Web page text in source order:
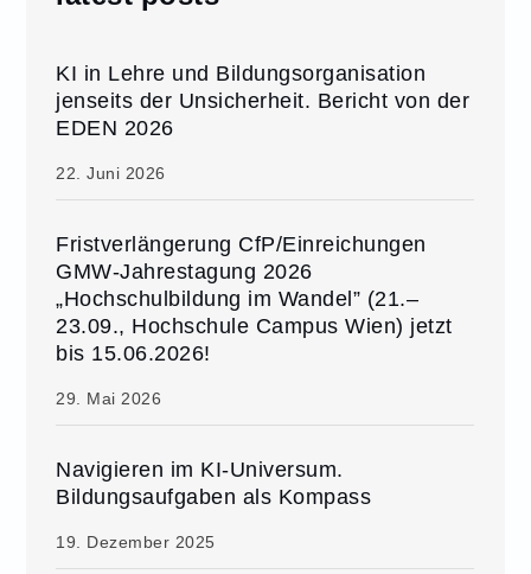
KI in Lehre und Bildungsorganisation
jenseits der Unsicherheit. Bericht von der
EDEN 2026
22. Juni 2026
Fristverlängerung CfP/Einreichungen
GMW-Jahrestagung 2026
„Hochschulbildung im Wandel” (21.–
23.09., Hochschule Campus Wien) jetzt
bis 15.06.2026!
29. Mai 2026
Navigieren im KI-Universum.
Bildungsaufgaben als Kompass
19. Dezember 2025